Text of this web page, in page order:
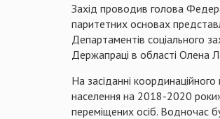
Захід проводив голова
паритетних основах
Департаментів соціального
Держапраці в області Олена
На засіданні
населення на 2018-2020
переміщених осіб. Водночас